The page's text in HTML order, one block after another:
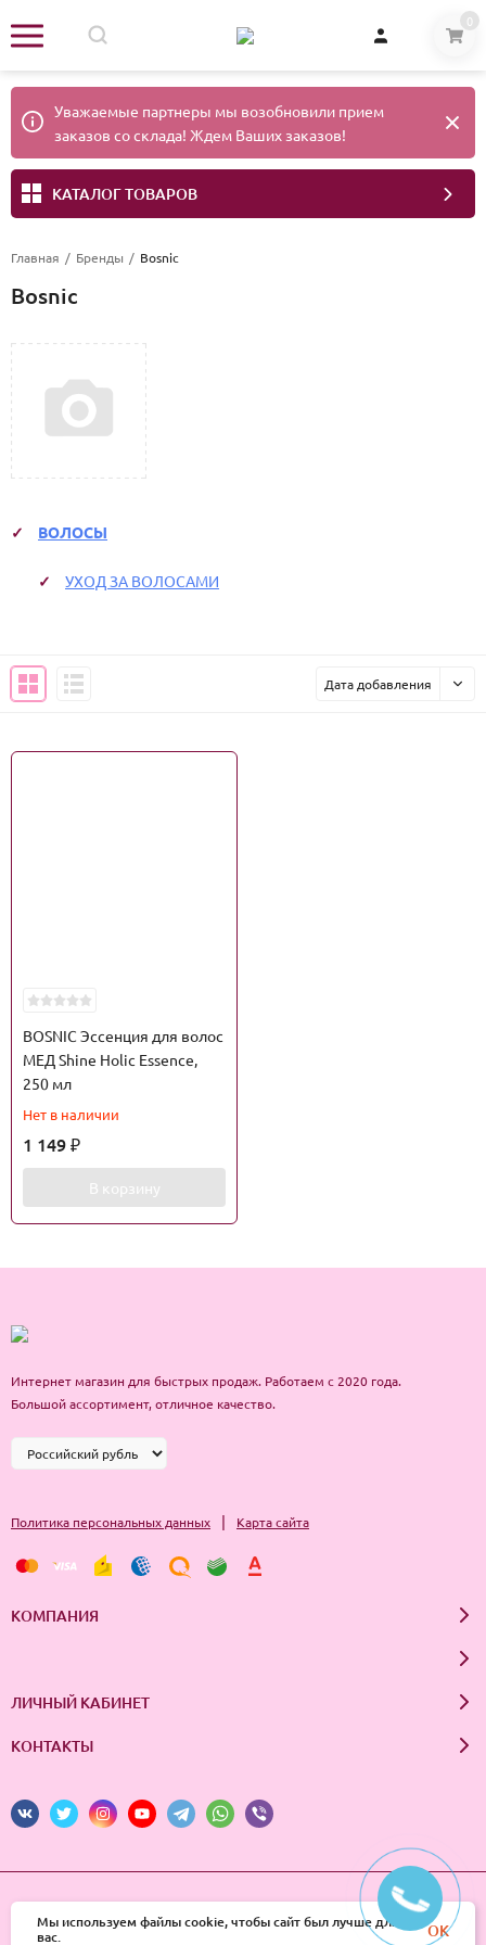
0
Уважаемые партнеры мы возобновили прием
заказов со склада! Ждем Ваших заказов!
КАТАЛОГ ТОВАРОВ
Главная / Бренды / Bosnic
Bosnic
ВОЛОСЫ
УХОД ЗА ВОЛОСАМИ
Дата добавления
BOSNIC Эссенция для волос
МЕД Shine Holic Essence,
250 мл
Нет в наличии
1 149 ₽
В корзину
Интернет магазин для быстрых продаж. Работаем с 2020 года.
Большой ассортимент, отличное качество.
Политика персональных данных | Карта сайта
КОМПАНИЯ
ЛИЧНЫЙ КАБИНЕТ
КОНТАКТЫ
© 2026 InSale. Все права защищены
Мы используем файлы cookie, чтобы сайт был лучше для
вас.
OK